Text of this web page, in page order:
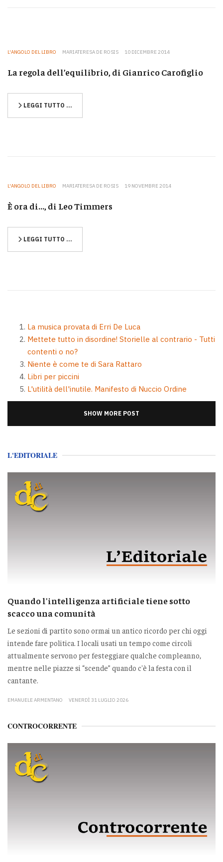
L'ANGOLO DEL LIBRO MARIATERESA DE ROSIS 10 DICEMBRE 2014
La regola dell’equilibrio, di Gianrico Carofiglio
LEGGI TUTTO …
L'ANGOLO DEL LIBRO MARIATERESA DE ROSIS 19 NOVEMBRE 2014
È ora di..., di Leo Timmers
LEGGI TUTTO …
La musica provata di Erri De Luca
Mettete tutto in disordine! Storielle al contrario - Tutti
contenti o no?
Niente è come te di Sara Rattaro
Libri per piccini
L'utilità dell'inutile. Manifesto di Nuccio Ordine
SHOW MORE POST
L'EDITORIALE
Quando l'intelligenza artificiale tiene sotto
scacco una comunità
Le sezioni di partito sono ormai un antico ricordo per chi oggi
intende fare politica. I locali usati un tempo come circoli
attualmente servono per festeggiare qualche compleanno,
mentre nelle piazze si “scende” quando c'è la festa con il
cantante.
EMANUELE ARMENTANO VENERDÌ 31 LUGLIO 2026
CONTROCORRENTE